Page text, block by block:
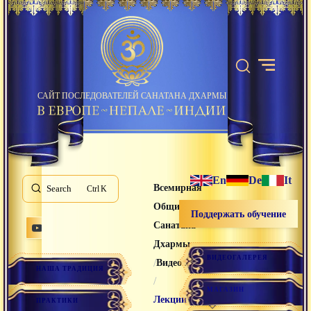
САЙТ ПОСЛЕДОВАТЕЛЕЙ САНАТАНА ДХАРМЫ
Search K
НАША ТРАДИЦИЯ
ПРАКТИКИ
Всемирная
Община
Санатана
Дхармы
/Видео лекции
/
Лекции
En De It
Поддержать обучение
ВИДЕОГАЛЕРЕЯ
МАГАЗИН